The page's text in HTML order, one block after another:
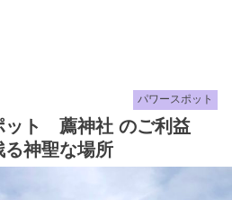
パワースポット
ット 薦神社 のご利益
る神聖な場所